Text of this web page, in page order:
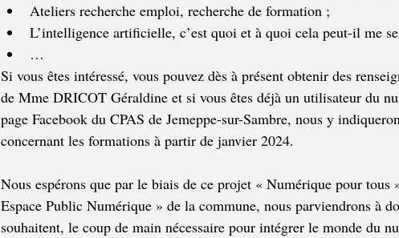
Ateliers recherche emploi, recherche de formation ;
L’intelligence artificielle, c’est quoi et à quoi cela peut-il me
…
Si vous êtes intéressé, vous pouvez dès à présent obtenir des
de Mme DRICOT Géraldine et si vous êtes déjà un utilisateur du
page Facebook du CPAS de Jemeppe-sur-Sambre, nous y
concernant les formations à partir de janvier 2024.
Nous espérons que par le biais de ce projet « Numérique pour tous
Espace Public Numérique » de la commune, nous parviendrons à
souhaitent, le coup de main nécessaire pour intégrer le monde du